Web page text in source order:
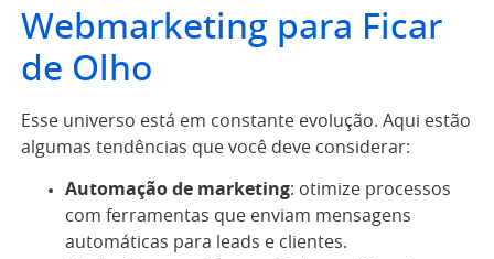
Webmarketing para Ficar
de Olho
Esse universo está em constante evolução. Aqui estão
algumas tendências que você deve considerar:
Automação de marketing: otimize processos
com ferramentas que enviam mensagens
automáticas para leads e clientes.